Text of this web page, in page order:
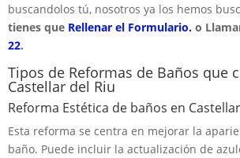
buscandolos tú, nosotros ya los hemos
tienes que Rellenar el Formulario. o
22.
Tipos de Reformas de Baños que
Castellar del Riu
Reforma Estética de baños en
Esta reforma se centra en mejorar la
baño. Puede incluir la actualización de